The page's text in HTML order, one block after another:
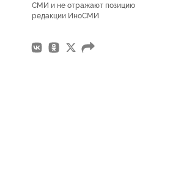
СМИ и не отражают позицию
редакции ИноСМИ